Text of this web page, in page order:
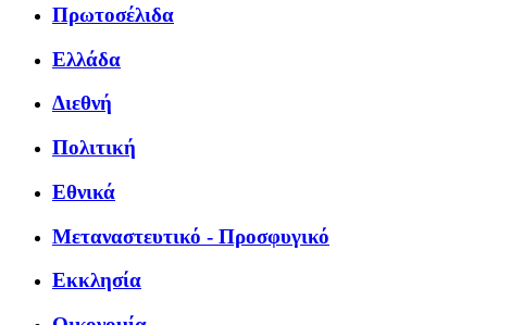
Πρωτοσέλιδα
Ελλάδα
Διεθνή
Πολιτική
Εθνικά
Μεταναστευτικό - Προσφυγικό
Εκκλησία